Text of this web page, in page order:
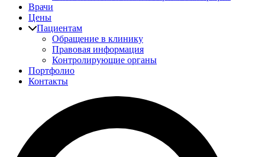
Врачи
Цены
Пациентам
Обращение в клинику
Правовая информация
Контролирующие органы
Портфолио
Контакты